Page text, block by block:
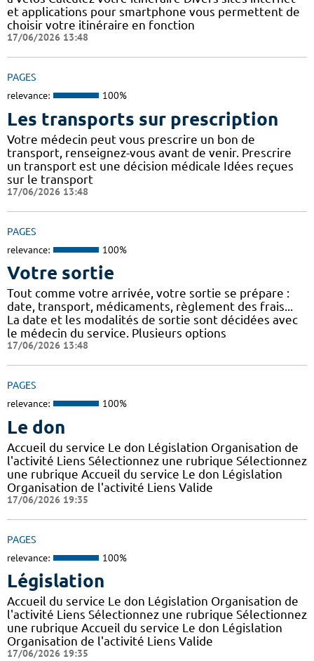
et applications pour smartphone vous permettent de
choisir votre itinéraire en fonction
17/06/2026 13:48
PAGES
relevance: 100%
Les transports sur prescription
Votre médecin peut vous prescrire un bon de
transport, renseignez-vous avant de venir. Prescrire
un transport est une décision médicale Idées reçues
sur le transport
17/06/2026 13:48
PAGES
relevance: 100%
Votre sortie
Tout comme votre arrivée, votre sortie se prépare :
date, transport, médicaments, règlement des frais...
La date et les modalités de sortie sont décidées avec
le médecin du service. Plusieurs options
17/06/2026 13:48
PAGES
relevance: 100%
Le don
Accueil du service Le don Législation Organisation de
l'activité Liens Sélectionnez une rubrique Sélectionnez
une rubrique Accueil du service Le don Législation
Organisation de l'activité Liens Valide
17/06/2026 19:35
PAGES
relevance: 100%
Législation
Accueil du service Le don Législation Organisation de
l'activité Liens Sélectionnez une rubrique Sélectionnez
une rubrique Accueil du service Le don Législation
Organisation de l'activité Liens Valide
17/06/2026 19:35